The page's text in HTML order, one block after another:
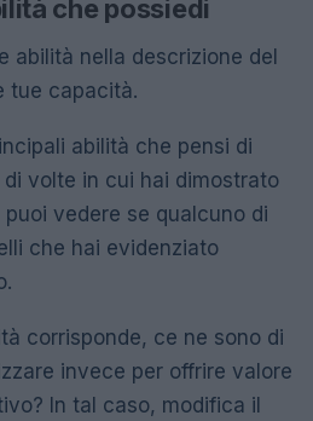
che possiedi
abilità nella descrizione del
tue capacità.
abilità che pensi di
volte in cui hai dimostrato
vedere se qualcuno di
che hai evidenziato
corrisponde, ce ne sono di
invece per offrire valore
In tal caso, modifica il